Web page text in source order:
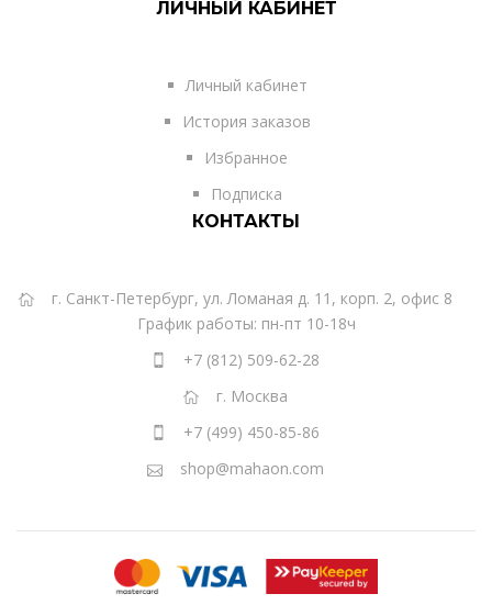
ЛИЧНЫЙ КАБИНЕТ
Личный кабинет
История заказов
Избранное
Подписка
КОНТАКТЫ
г. Санкт-Петербург, ул. Ломаная д. 11, корп. 2, офис 8
График работы: пн-пт 10-18ч
+7 (812) 509-62-28
г. Москва
+7 (499) 450-85-86
shop@mahaon.com